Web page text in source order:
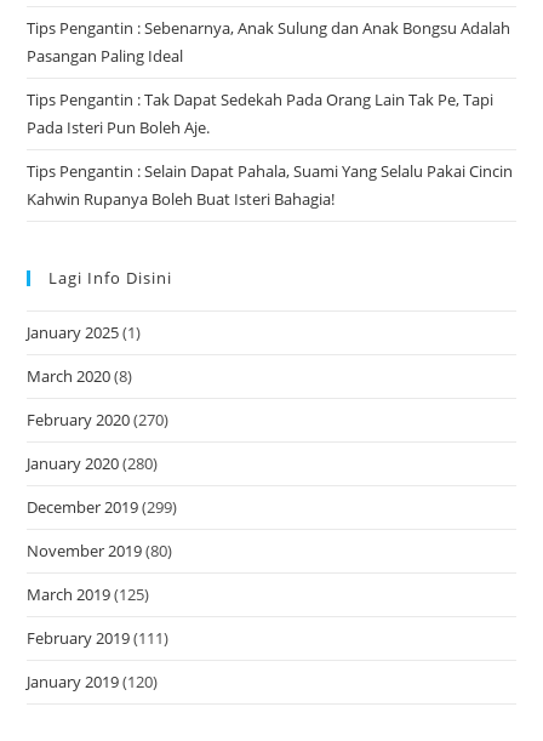
Tips Pengantin : Sebenarnya, Anak Sulung dan Anak Bongsu Adalah
Pasangan Paling Ideal
Tips Pengantin : Tak Dapat Sedekah Pada Orang Lain Tak Pe, Tapi
Pada Isteri Pun Boleh Aje.
Tips Pengantin : Selain Dapat Pahala, Suami Yang Selalu Pakai Cincin
Kahwin Rupanya Boleh Buat Isteri Bahagia!
Lagi Info Disini
January 2025(1)
March 2020(8)
February 2020(270)
January 2020(280)
December 2019(299)
November 2019(80)
March 2019(125)
February 2019(111)
January 2019(120)